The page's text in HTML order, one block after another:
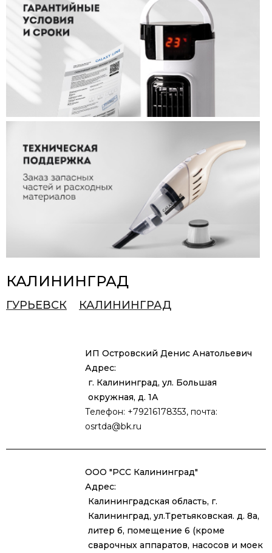
КАЛИНИНГРАД
ГУРЬЕВСК КАЛИНИНГРАД
ИП Островский Денис Анатольевич
Адрес:
г. Калининград, ул. Большая
окружная, д. 1А
Телефон: +79216178353, почта:
osrtda@bk.ru
ООО "РСС Калининград"
Адрес:
Калининградская область, г.
Калининград, ул.Третьяковская. д. 8а,
литер б, помещение 6 (кроме
сварочных аппаратов, насосов и моек